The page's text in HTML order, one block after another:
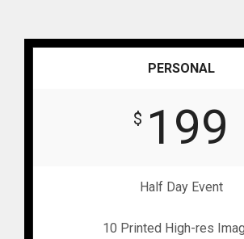
PERSONAL
$ 199
Half Day Event
10 Printed High-res